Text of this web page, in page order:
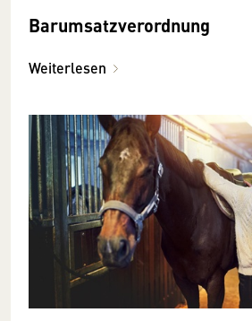
Barumsatzverordnung
Weiterlesen